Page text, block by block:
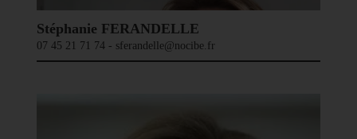
Stéphanie FERANDELLE
07 45 21 71 74 - sferandelle@nocibe.fr